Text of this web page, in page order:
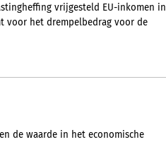
vrijgesteld EU-inkomen in
voor het drempelbedrag voor de
de waarde in het economische